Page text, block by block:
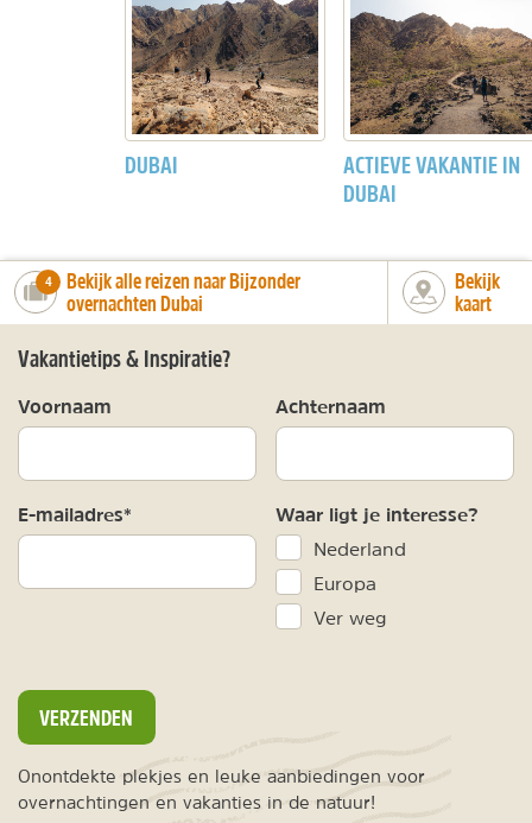
DUBAI
ACTIEVE VAKANTIE IN
DUBAI
number_of_trips:
4
Bekijk alle reizen naar Bijzonder
overnachten Dubai
Bekijk
kaart
Vakantietips & Inspiratie?
Voornaam Achternaam
E-mailadres* Waar ligt je interesse?
Nederland
Europa
Ver weg
VERZENDEN
Onontdekte plekjes en leuke aanbiedingen voor
overnachtingen en vakanties in de natuur!